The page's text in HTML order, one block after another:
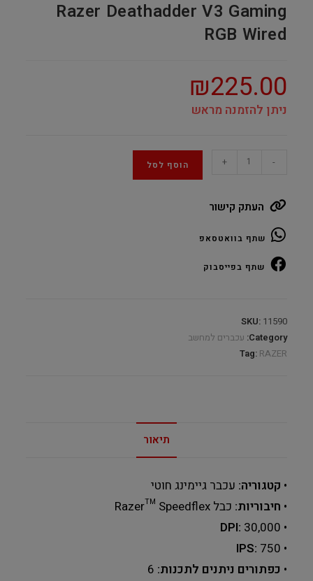
Razer Deathadder V3 Gaming
RGB Wired
₪225.00
ניתן להזמנה מראש
Gaming
RGB
Wired
quantity
-
+ הוסף לסל
העתק קישור
שתף בוואטסאפ
שתף בפייסבוק
SKU: 11590
Category: עכברים למחשב
Tag: RAZER
תיאור
• קטגוריה: עכבר גיימינג חוטי
• חיבוריות: כבל Razer™ Speedflex
•
DPI: ‎30,000
•
IPS: ‎750
• כפתורים ניתנים לתכנות: